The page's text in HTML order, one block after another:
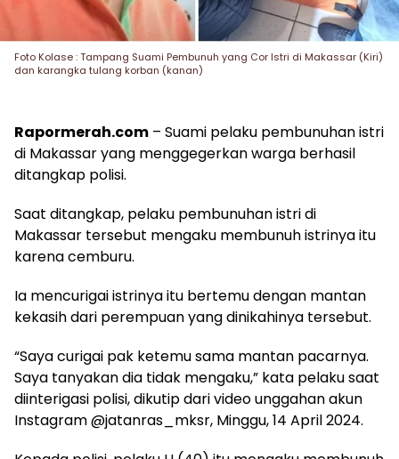
Foto Kolase : Tampang Suami Pembunuh yang Cor Istri di Makassar (Kiri)
dan karangka tulang korban (kanan)
Rapormerah.com – Suami pelaku pembunuhan istri
di Makassar yang menggegerkan warga berhasil
ditangkap polisi.
Saat ditangkap, pelaku pembunuhan istri di
Makassar tersebut mengaku membunuh istrinya itu
karena cemburu.
Ia mencurigai istrinya itu bertemu dengan mantan
kekasih dari perempuan yang dinikahinya tersebut.
“Saya curigai pak ketemu sama mantan pacarnya.
Saya tanyakan dia tidak mengaku,” kata pelaku saat
diinterigasi polisi, dikutip dari video unggahan akun
Instagram @jatanras_mksr, Minggu, 14 April 2024.